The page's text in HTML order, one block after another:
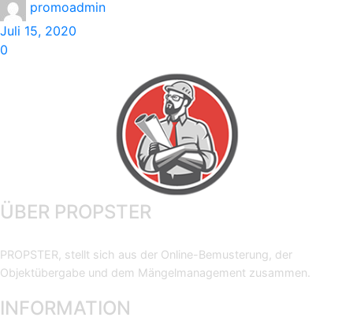
promoadmin
Juli 15, 2020
0
ÜBER PROPSTER
PROPSTER, stellt sich aus der Online-Bemusterung, der
Objektübergabe und dem Mängelmanagement zusammen.
INFORMATION